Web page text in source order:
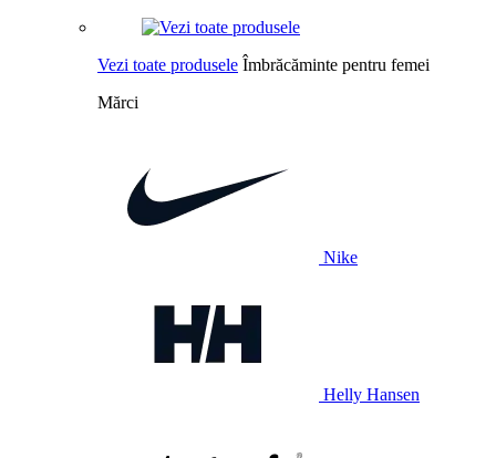
Vezi toate produsele Îmbrăcăminte pentru femei
Mărci
Nike
Helly Hansen